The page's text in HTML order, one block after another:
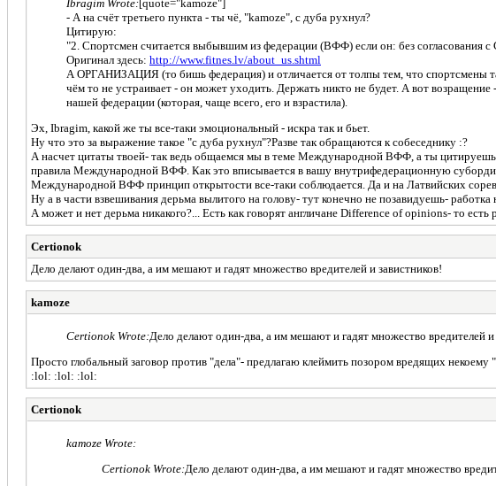
Ibragim Wrote:[quote="kamoze"]
- А на счёт третьего пункта - ты чё, "kamoze", с дуба рухнул?
Цитирую:
"2. Спортсмен считается выбывшим из федерации (ВФФ) если он: без согласования
Оригинал здесь: http://www.fitnes.lv/about_us.shtml
А ОРГАНИЗАЦИЯ (то бишь федерация) и отличается от толпы тем, что спортсмены
чём то не устраивает - он может уходить. Держать никто не будет. А вот
нашей федерации (которая, чаще всего, его и взрастила).
Эх, Ibragim, какой же ты все-таки эмоциональный - искра так и бьет.
Ну что это за выражение такое "с дуба рухнул"?Разве так обращаются к собеседнику :?
А насчет цитаты твоей- так ведь общаемся мы в теме Международной ВФФ, а ты
правила Международной ВФФ. Как это вписывается в вашу внутрифедерационную
Международной ВФФ принцип открытости все-таки соблюдается. Да и на Латвийских
Ну а в части взвешивания дерьма вылитого на голову- тут конечно не позавидуешь-
А может и нет дерьма никакого?... Есть как говорят англичане Difference of opinions- то
Certionok
Дело делают один-два, а им мешают и гадят множество вредителей и завистников!
kamoze
Certionok Wrote:Дело делают один-два, а им мешают и гадят множество вредителей и
Просто глобальный заговор против "дела"- предлагаю клеймить позором вредящих некоему
:lol: :lol: :lol:
Certionok
kamoze Wrote:
Certionok Wrote:Дело делают один-два, а им мешают и гадят множество